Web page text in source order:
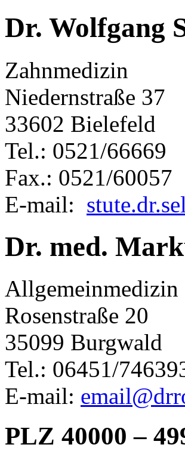
Dr. Wolfgang
Zahnmedizin
Niedernstraße 37
33602 Bielefeld
Tel.: 0521/66669
Fax.: 0521/60057
E-mail:
Dr. med.
Allgemeinmedizin
Rosenstraße 20
35099 Burgwald
Tel.: 06451/
E-mail:
PLZ 40000 –